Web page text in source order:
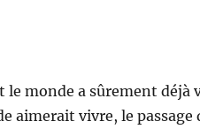
le monde a sûrement déjà
aimerait vivre, le